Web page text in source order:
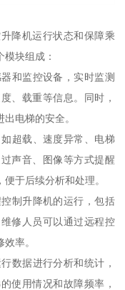
降机运行状态和保障乘
块组成：
和监控设备，实时监测
、载重等信息。同时，
电梯的安全。
超载、速度异常、电梯
声音、图像等方式提醒
于后续分析和处理。
制升降机的运行，包括
修人员可以通过远程控
率。
数据进行分析和统计，
使用情况和故障频率，